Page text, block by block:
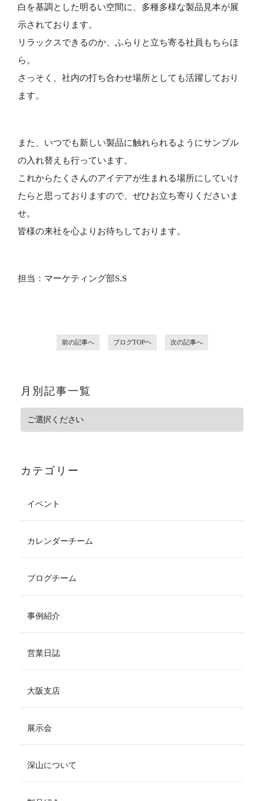
白を基調とした明るい空間に、多種多様な製品見本が展
示されております。
リラックスできるのか、ふらりと立ち寄る社員もちらほ
ら。
さっそく、社内の打ち合わせ場所としても活躍しており
ます。
また、いつでも新しい製品に触れられるようにサンプル
の入れ替えも行っています。
これからたくさんのアイデアが生まれる場所にしていけ
たらと思っておりますので、ぜひお立ち寄りくださいま
せ。
皆様の来社を心よりお待ちしております。
担当：マーケティング部S.S
前の記事へ ブログTOPヘ 次の記事へ
月別記事一覧
カテゴリー
イベント
カレンダーチーム
ブログチーム
事例紹介
営業日誌
大阪支店
展示会
深山について